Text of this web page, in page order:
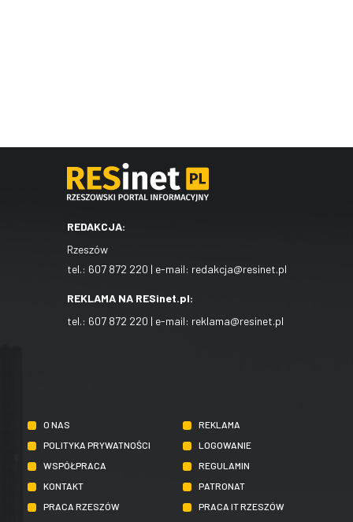
REDAKCJA:
Rzeszów
tel.: 607 872 220 | e-mail: redakcja@resinet.pl
REKLAMA NA RESinet.pl:
tel.: 607 872 220 | e-mail: reklama@resinet.pl
O NAS
REKLAMA
POLITYKA PRYWATNOŚCI
LOGOWANIE
WSPÓŁPRACA
REGULAMIN
KONTAKT
PATRONAT
PRACA RZESZÓW
PRACA IT RZESZÓW